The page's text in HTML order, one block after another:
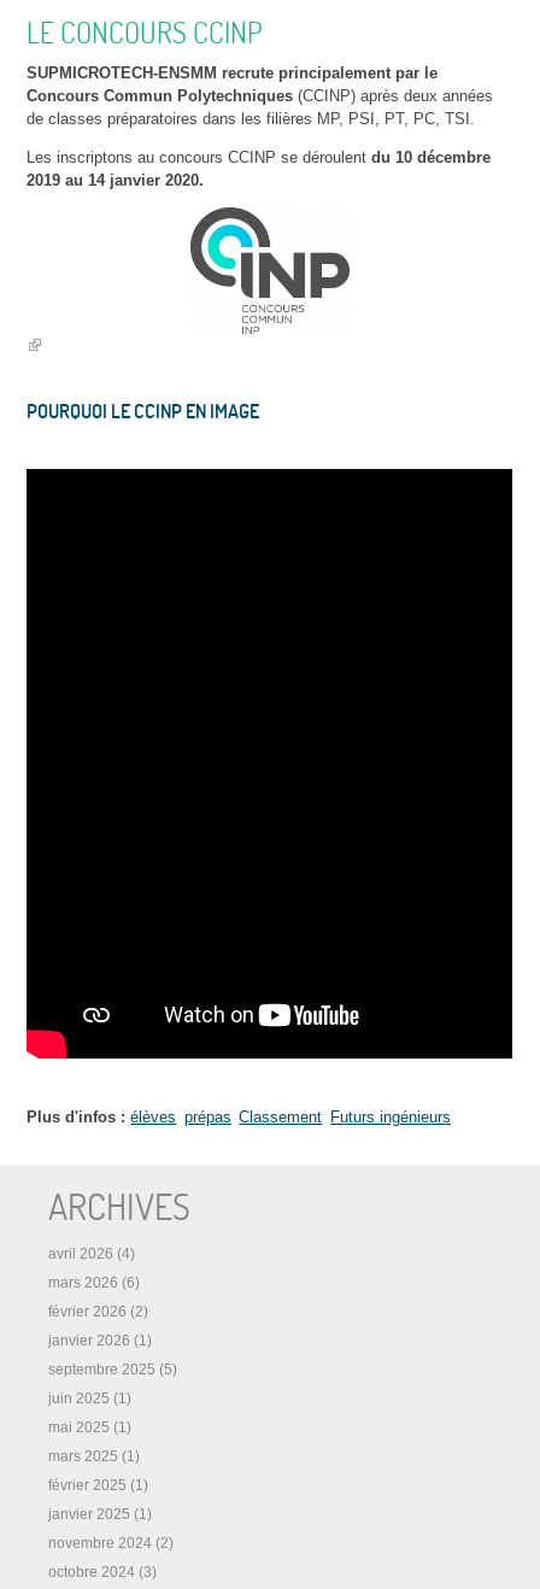
LE CONCOURS CCINP
SUPMICROTECH-ENSMM recrute principalement par le
Concours Commun Polytechniques (CCINP) après deux années
de classes préparatoires dans les filières MP, PSI, PT, PC, TSI.
Les inscriptons au concours CCINP se déroulentdu 10 décembre
2019 au 14 janvier 2020.
POURQUOI LE CCINP EN IMAGE
Plus d'infos :élèves prépas Classement Futurs ingénieurs
ARCHIVES
avril 2026 (4)
mars 2026 (6)
février 2026 (2)
janvier 2026 (1)
septembre 2025 (5)
juin 2025 (1)
mai 2025 (1)
mars 2025 (1)
février 2025 (1)
janvier 2025 (1)
novembre 2024 (2)
octobre 2024 (3)